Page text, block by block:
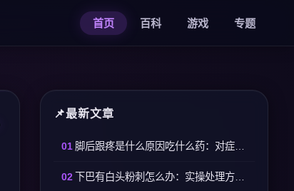
首页 百科 游戏 专题
最新文章